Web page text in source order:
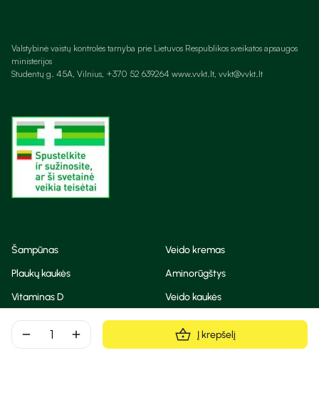
remove add Į krepšelį
Valstybinė vaistų kontrolės tarnyba prie Lietuvos Respublikos sveikatos apsaugos
ministerijos
Studentų g. 45A, Vilnius, +370 52 639264 www.vvkt.lt, vvkt@vvkt.lt
Šampūnas
Veido kremas
Plaukų kaukės
Aminorūgštys
Vitaminas D
Veido kaukės
Korėjietiška kosmetika
Eteriniai aliejai
Dezodorantas
BB ir CC kremas